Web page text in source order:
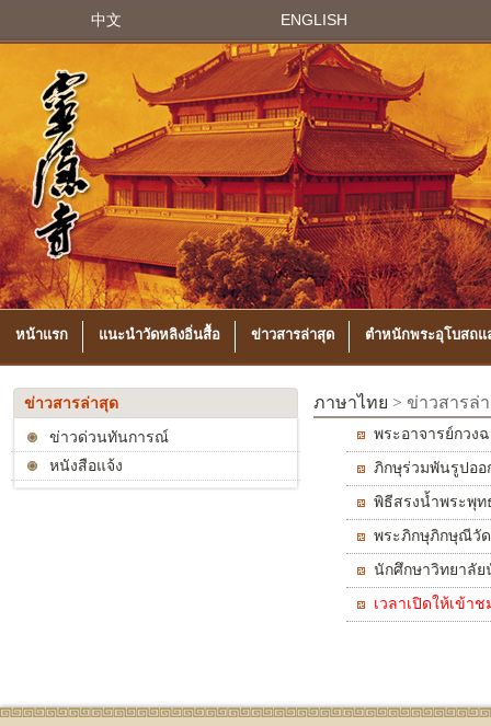
中文 ENGLISH
หน้าแรก แนะนำวัดหลิงอิ่นสื้อ ข่าวสารล่าสุด ตำหนักพระอุโบสถ
ข่าวสารล่าสุด
ข่าวด่วนทันการณ์
หนังสือแจ้ง
ภาษาไทย > ข่าวสารล่
พระอาจารย์กวง
พิธีก่อตั้งสมาคมพ
ภิกษุร่วมพันรูปอ
พิธีสรงน้ำพระพุ
พระภิกษุภิกษุณีวัด
นักศึกษาวิทยาลัย
กเนตรที่สาม
เวลาเปิดให้เข้า